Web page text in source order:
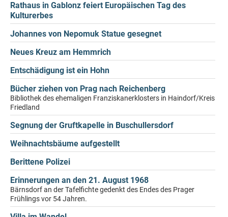
Rathaus in Gablonz feiert Europäischen Tag des
Kulturerbes
Johannes von Nepomuk Statue gesegnet
Neues Kreuz am Hemmrich
Entschädigung ist ein Hohn
Bücher ziehen von Prag nach Reichenberg
Bibliothek des ehemaligen Franziskanerklosters in Haindorf/Kreis
Friedland
Segnung der Gruftkapelle in Buschullersdorf
Weihnachtsbäume aufgestellt
Berittene Polizei
Erinnerungen an den 21. August 1968
Bärnsdorf an der Tafelfichte gedenkt des Endes des Prager
Frühlings vor 54 Jahren.